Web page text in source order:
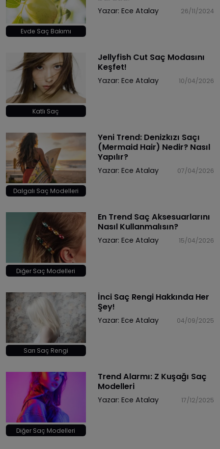
Evde Saç Bakımı
Yazar: Ece Atalay 26/11/2024
Katlı Saç
Jellyfish Cut Saç Modasını
Keşfet!
Yazar: Ece Atalay 10/04/2026
Dalgalı Saç Modelleri
Yeni Trend: Denizkızı Saçı
(Mermaid Hair) Nedir? Nasıl
Yapılır?
Yazar: Ece Atalay 07/04/2026
Diğer Saç Modelleri
En Trend Saç Aksesuarlarını
Nasıl Kullanmalısın?
Yazar: Ece Atalay 15/04/2026
Sarı Saç Rengi
İnci Saç Rengi Hakkında Her
Şey!
Yazar: Ece Atalay 04/09/2025
Diğer Saç Modelleri
Trend Alarmı: Z Kuşağı Saç
Modelleri
Yazar: Ece Atalay 17/12/2025